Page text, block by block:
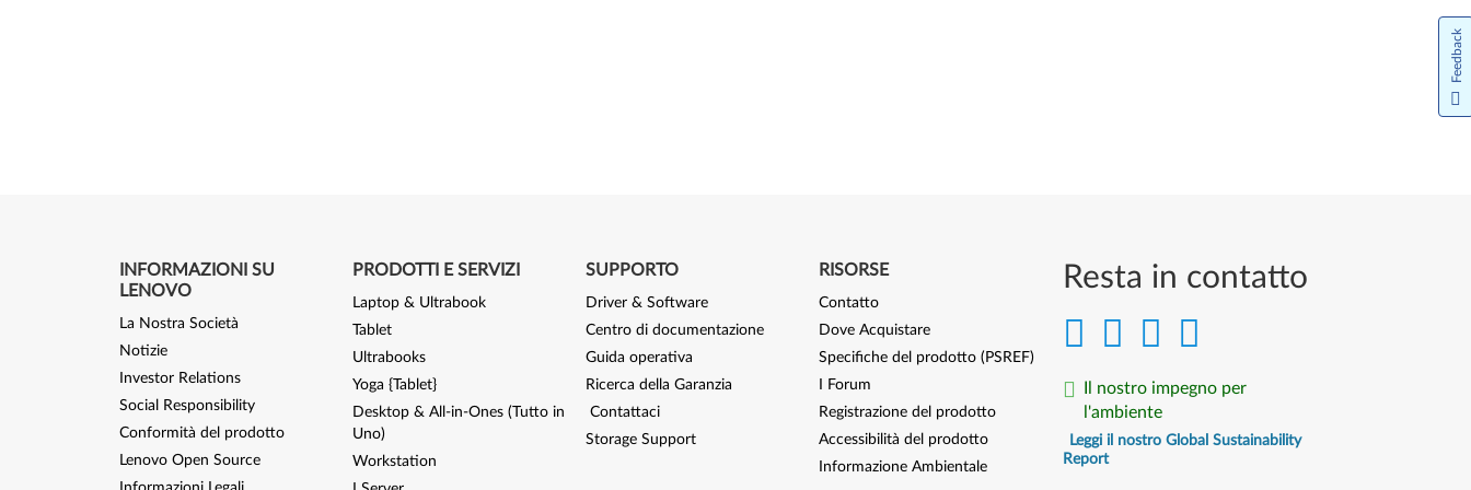
Resta in contatto
Il nostro impegno per
l'ambiente
Leggi il nostro Global Sustainability
Report
INFORMAZIONI SU
LENOVO
La Nostra Società
Notizie
Investor Relations
Social Responsibility
Conformità del prodotto
Lenovo Open Source
PRODOTTI E SERVIZI
Laptop & Ultrabook
Tablet
Ultrabooks
Yoga {Tablet}
Desktop & All-in-Ones (Tutto in
Uno)
Workstation
SUPPORTO
Driver & Software
Centro di documentazione
Guida operativa
Ricerca della Garanzia
Contattaci
Storage Support
RISORSE
Contatto
Dove Acquistare
Specifiche del prodotto (PSREF)
I Forum
Registrazione del prodotto
Accessibilità del prodotto
Informazione Ambientale
Feedback